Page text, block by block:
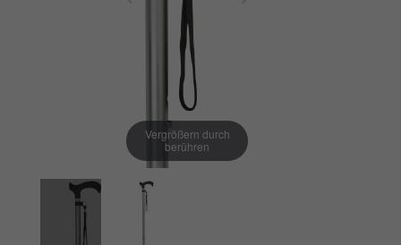
Vergrößern durch
berühren